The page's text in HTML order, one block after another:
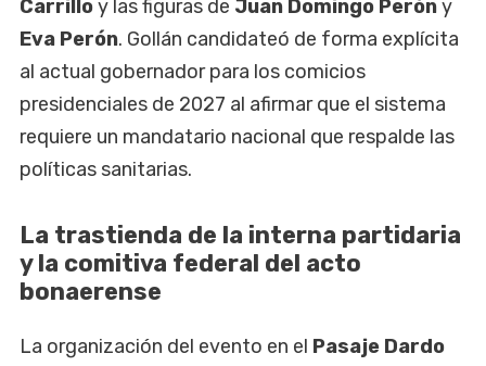
Carrilloy las figuras de Juan Domingo Peróny
Eva Perón. Gollán candidateó de forma explícita
al actual gobernador para los comicios
presidenciales de 2027 al afirmar que el sistema
requiere un mandatario nacional que respalde las
políticas sanitarias.
La trastienda de la interna partidaria
y la comitiva federal del acto
bonaerense
La organización del evento en el Pasaje Dardo